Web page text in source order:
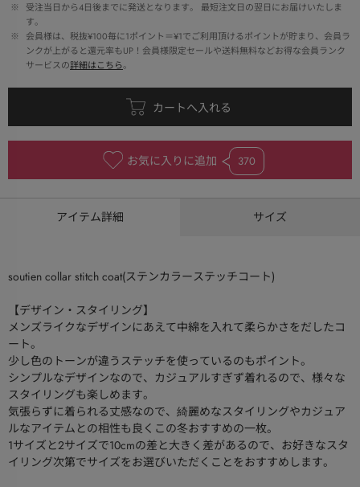
※
受注当日から4日後までに発送となります。 最短注文日の翌日にお届けいたしま
す。
※
会員様は、税抜¥100毎に1ポイント＝¥1でご利用頂けるポイントが貯まり、会員ラ
ンクが上がると還元率もUP！会員様限定セールや送料無料などお得な会員ランク
サービスの詳細はこちら。
お気に入りに追加 370
アイテム詳細 サイズ
soutien collar stitch coat(ステンカラーステッチコート)
【デザイン・スタイリング】
メンズライクなデザインにあえて中綿を入れて柔らかさをだしたコ
ート。
少し色のトーンが違うステッチを使っているのもポイント。
シンプルなデザインなので、カジュアルすぎず着れるので、様々な
スタイリングも楽しめます。
気張らずに着られる丈感なので、綺麗めなスタイリングやカジュア
ルなアイテムとの相性も良くこの冬おすすめの一枚。
1サイズと2サイズで10cmの差と大きく差があるので、お好きなスタ
イリング次第でサイズをお選びいただくことをおすすめします。